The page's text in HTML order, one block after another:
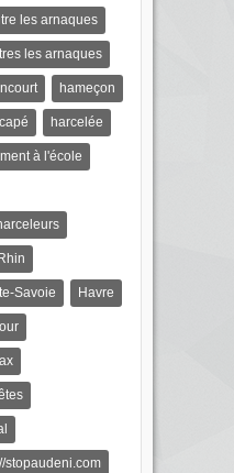
les arnaques
les arnaques
hameçon
harcelée
à l'école
Savoie Havre
stopaudeni.com